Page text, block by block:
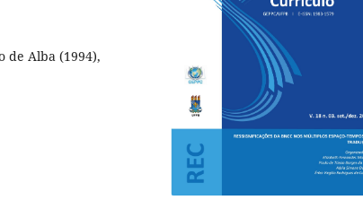
de Alba (1994),